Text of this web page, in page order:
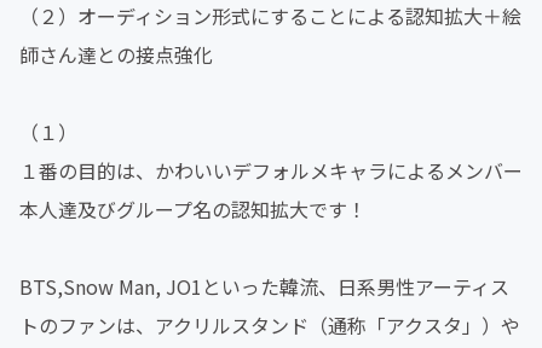
（２）オーディション形式にすることによる認知拡大＋絵
師さん達との接点強化
（１）
１番の目的は、かわいいデフォルメキャラによるメンバー
本人達及びグループ名の認知拡大です！
BTS,Snow Man, JO1といった韓流、日系男性アーティス
トのファンは、アクリルスタンド（通称「アクスタ」）や